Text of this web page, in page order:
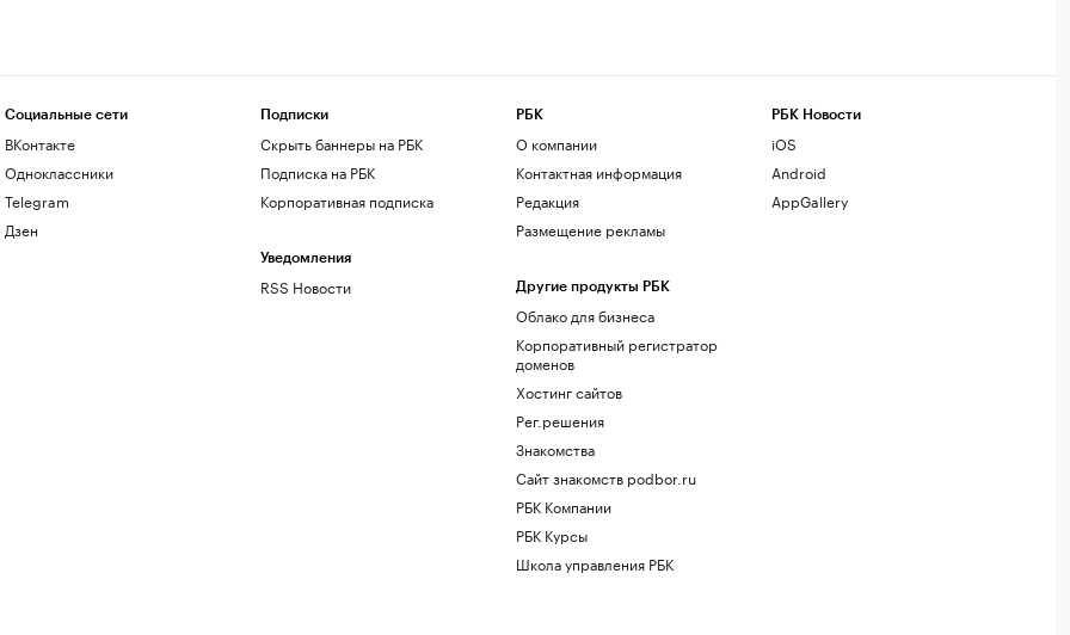
Социальные сети
ВКонтакте
Одноклассники
Telegram
Дзен
Подписки
Скрыть баннеры на РБК
Подписка на РБК
Корпоративная подписка
Уведомления
RSS Новости
РБК
О компании
Контактная информация
Редакция
Размещение рекламы
Другие продукты РБК
Облако для бизнеса
Корпоративный регистратор
доменов
Хостинг сайтов
Рег.решения
Знакомства
Сайт знакомств podbor.ru
РБК Компании
РБК Курсы
Школа управления РБК
РБК Новости
iOS
Android
AppGallery